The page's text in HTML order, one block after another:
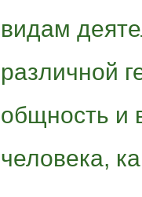
видам
различной
общность и
человека,